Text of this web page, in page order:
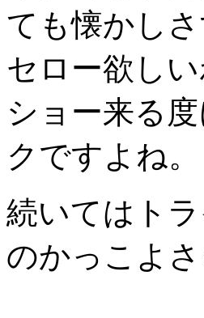
ても懐かし
セロー欲し
ショー来る
クですよね。
続いてはト
のかっこよさ